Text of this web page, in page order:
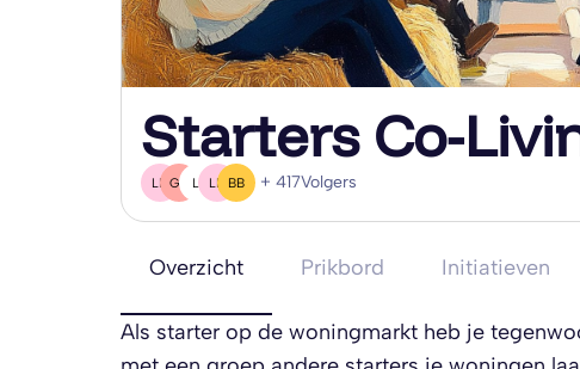
Starters Co-
LB GK L( LD BB + 417Volgers
Overzicht Prikbord Initiatieven
Als starter op de woningmarkt heb je